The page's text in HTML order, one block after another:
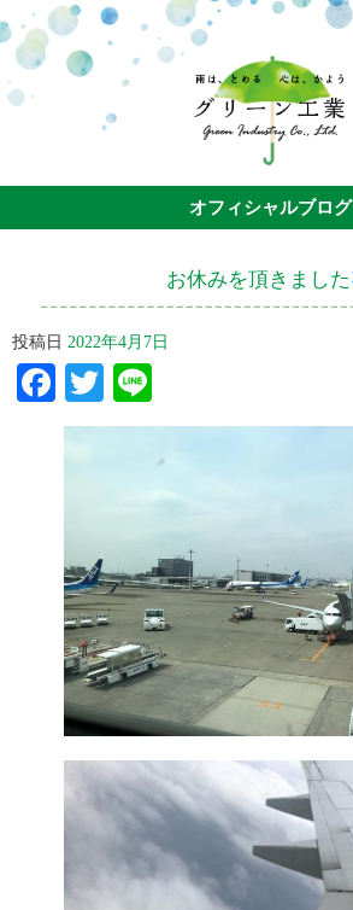
オフィシャルブログ
お休みを頂きました
投稿日 2022年4月7日
Facebook
Twitter